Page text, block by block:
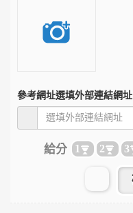
參考網址選填外部連結網址
給分 1 2 3